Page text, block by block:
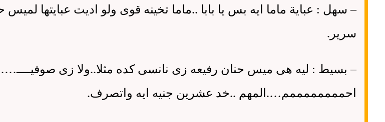
– سهل : عباية ماما ايه بس يا بابا ..ماما تخينه قوى ولو اديت عبايتها لميس
سرير .
– بسيط : ليه هى ميس حنان رفيعه زى نانسى كده مثلا..ولا زى صوفيــــ
احممممممممم…. المهم ..خد عشرين جنيه ايه واتصرف.